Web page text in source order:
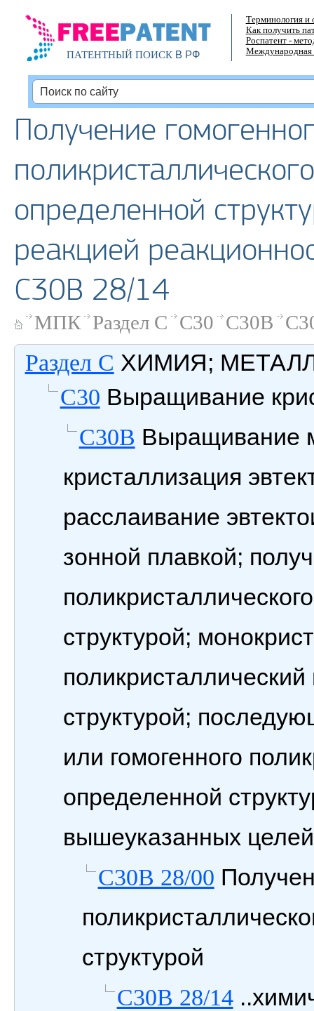
ПАТЕНТНЫЙ ПОИСКВ РФ
Терминология и
Как получить
Роспатент -
Международная
Получение
определенной
реакцией
C30B 28/14
МПК Раздел C C30 C30B
Раздел C ХИМИЯ;
C30 Выращивание
C30B Выращивание
кристаллизация
расслаивание
зонной плавкой;
структурой;
структурой;
или гомогенного
определенной
вышеуказанных целей
C30B 28/00
структурой
C30B 28/14